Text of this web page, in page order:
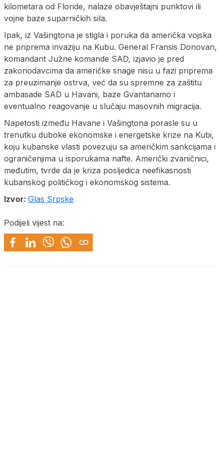
kilometara od Floride, nalaze obavještajni punktovi ili
vojne baze suparničkih sila.
Ipak, iz Vašingtona je stigla i poruka da američka vojska
ne priprema invaziju na Kubu. General Fransis Donovan,
komandant Južne komande SAD, izjavio je pred
zakonodavcima da američke snage nisu u fazi priprema
za preuzimanje ostrva, već da su spremne za zaštitu
ambasade SAD u Havani, baze Gvantanamo i
eventualno reagovanje u slučaju masovnih migracija.
Napetosti između Havane i Vašingtona porasle su u
trenutku duboke ekonomske i energetske krize na Kubi,
koju kubanske vlasti povezuju sa američkim sankcijama i
ograničenjima u isporukama nafte. Američki zvaničnici,
međutim, tvrde da je kriza posljedica neefikasnosti
kubanskog političkog i ekonomskog sistema.
Izvor: Glas Srpske
Podijeli vijest na: